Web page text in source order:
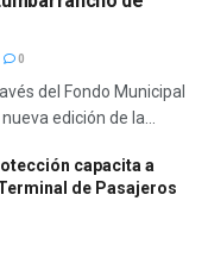
0
del Fondo Municipal
edición de la...
capacita a
de Pasajeros